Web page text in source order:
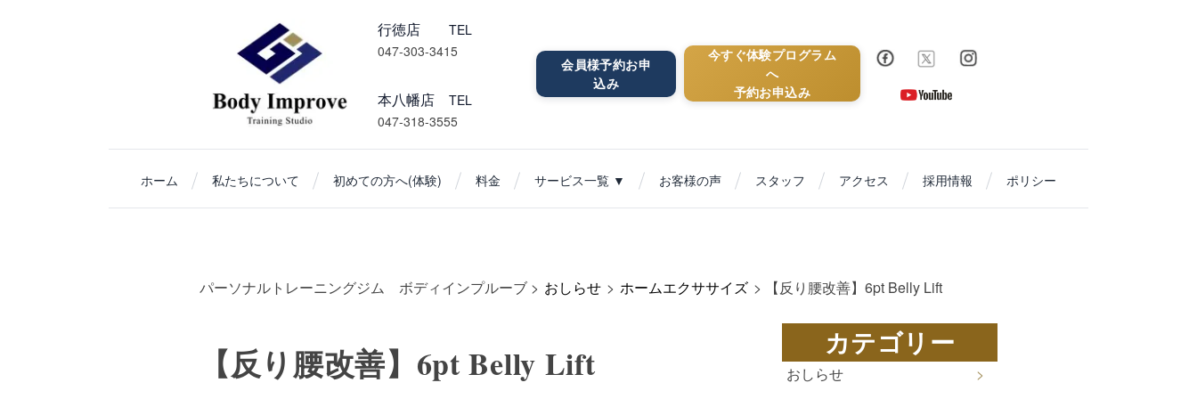
行徳店 TEL
047-303-3415
本八幡店 TEL
047-318-3555
会員様予約お申
込み
今すぐ体験プログラム
へ
予約お申込み
ホーム 私たちについて 初めての方へ(体験) 料金 サービス一覧 ▼ お客様の声 スタッフ アクセス 採用情報 ポリシー
パーソナルトレーニングジム ボディインプルーブ > おしらせ > ホームエクササイズ > 【反り腰改善】6pt Belly Lift
【反り腰改善】6pt Belly Lift カテゴリー
おしらせ